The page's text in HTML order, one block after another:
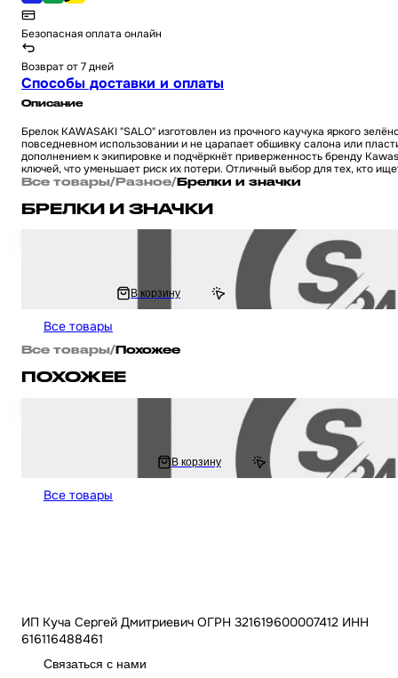
Безопасная оплата онлайн
Возврат от 7 дней
Способы доставки и оплаты
Описание
Брелок KAWASAKI "SALO" изготовлен из прочного каучука яркого
повседневном использовании и не царапает обшивку салона или
дополнением к экипировке и подчёркнёт приверженность бренду
ключей, что уменьшает риск их потери. Отличный выбор для тех, кто
Все товары/Разное/Брелки и значки
БРЕЛКИ И ЗНАЧКИ
Брелок для ключей на мотоцикл и скутер в форме шлема HELMET #54
В корзину
Все товары
Все товары/Похожее
ПОХОЖЕЕ
Брелок и шнур на ключи мотоцикла KAWASAKI / Кавасаки "SALO"
В корзину
Все товары
ИП Куча Сергей Дмитриевич ОГРН 321619600007412 ИНН
616116488461
Связаться с нами